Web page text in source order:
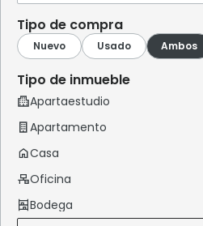
Tipo de compra
Tipo de inmueble